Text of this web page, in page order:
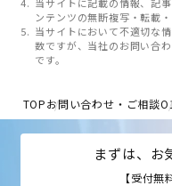
ンテンツの無断複写・転載
当サイトにおいて不適切な
数ですが、当社のお問い合
です。
TOPお問い合わせ・ご相談
まずは、お
【受付